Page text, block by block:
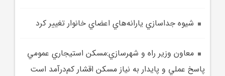
شيوه جداسازي يارانه‌هاي اعضاي خانوار تغيير کرد
معاون وزير راه و شهرسازي:مسکن استيجاري عمومي
پاسخ عملي و پايدار به نياز مسکن اقشار کم‌درآمد است